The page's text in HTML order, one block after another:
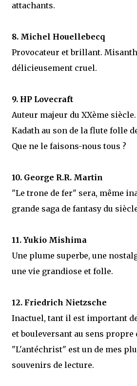
attachants.
8. Michel Houellebecq
Provocateur et brillant.
délicieusement cruel.
9. HP Lovecraft
Auteur majeur du XXème
Kadath au son de la flute folle
Que ne le faisons-nous tous ?
10. George R.R. Martin
"Le trone de fer" sera, même
grande saga de fantasy du
11. Yukio Mishima
Une plume superbe, une
une vie grandiose et folle.
12. Friedrich Nietzsche
Inactuel, tant il est important
et bouleversant au sens propre
"L'antéchrist" est un de mes
souvenirs de lecture.